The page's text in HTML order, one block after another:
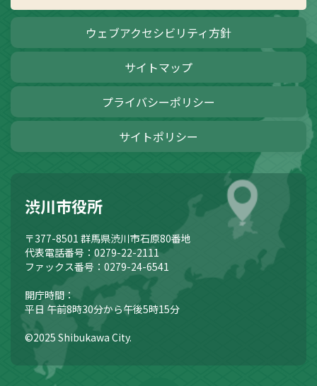
ウェブアクセシビリティ方針
サイトマップ
プライバシーポリシー
サイトポリシー
渋川市役所
〒377-8501 群馬県渋川市石原80番地
代表電話番号：0279-22-2111
ファックス番号：0279-24-6541
開庁時間：
平日 午前8時30分から午後5時15分
©2025 Shibukawa City.